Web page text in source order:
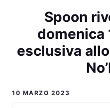
Spoon
domenica
esclusiva
10 MARZO 2023